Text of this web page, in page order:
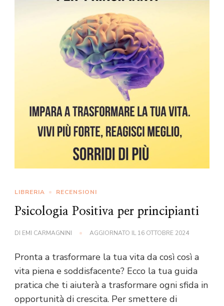
LIBRERIA RECENSIONI
Psicologia Positiva per principianti
DI EMI CARMAGNINI AGGIORNATO IL16 OTTOBRE 2024
Pronta a trasformare la tua vita da così così a
vita piena e soddisfacente? Ecco la tua guida
pratica che ti aiuterà a trasformare ogni sfida in
opportunità di crescita. Per smettere di